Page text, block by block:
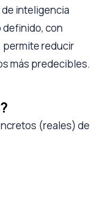
inteligencia
definido, con
permite reducir
más predecibles.
(reales) de